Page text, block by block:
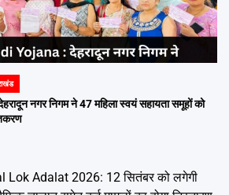
नगर निगम ने 47 महिला स्वयं सहायता समूहों को